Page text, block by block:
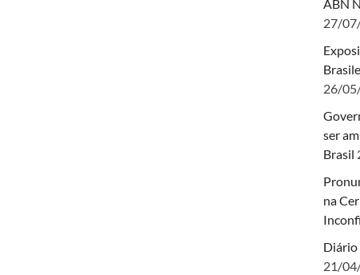
ABN
27/
26/
ser
Brasil
na
Diário
21/